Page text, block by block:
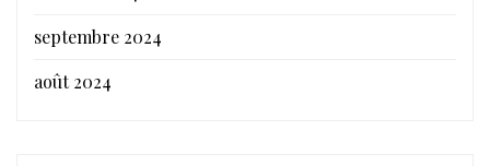
septembre 2024
août 2024